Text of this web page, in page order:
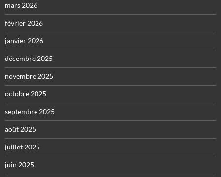
mars 2026
février 2026
janvier 2026
décembre 2025
novembre 2025
octobre 2025
septembre 2025
août 2025
juillet 2025
juin 2025